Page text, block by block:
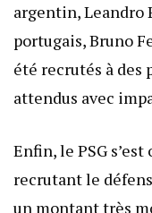
argentin, Leandro
portugais, Bruno
été recrutés à des
attendus avec
Enfin, le PSG
recrutant le
un montant très